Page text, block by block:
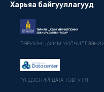
Харьяа байгууллагууд
ТӨРИЙН ЦАХИМ
"ҮНДЭСНИЙ ДАТА ТӨВ" УТҮГ